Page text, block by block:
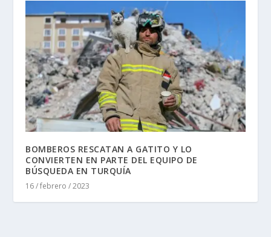
BOMBEROS RESCATAN A GATITO Y LO
CONVIERTEN EN PARTE DEL EQUIPO DE
BÚSQUEDA EN TURQUÍA
16 / febrero / 2023